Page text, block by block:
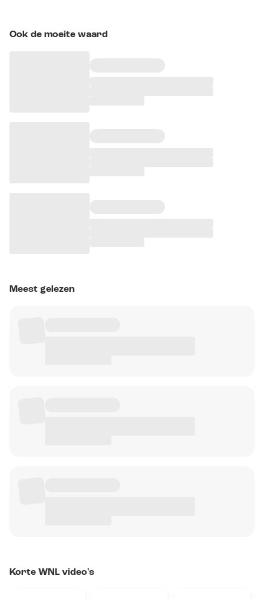
Ook de moeite waard
Meest gelezen
Korte WNL video's